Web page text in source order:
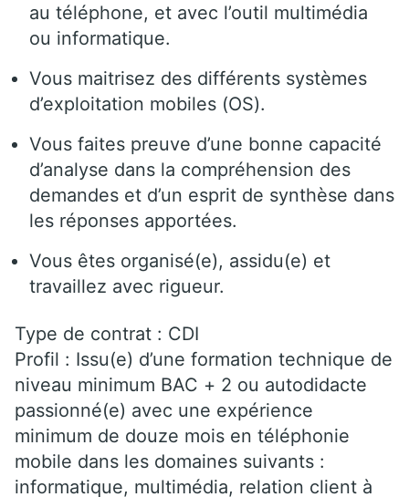
au téléphone, et avec l’outil multimédia
ou informatique.
Vous maitrisez des différents systèmes
d’exploitation mobiles (OS).
Vous faites preuve d’une bonne capacité
d’analyse dans la compréhension des
demandes et d’un esprit de synthèse dans
les réponses apportées.
Vous êtes organisé(e), assidu(e) et
travaillez avec rigueur.
Type de contrat : CDI
Profil : Issu(e) d’une formation technique de
niveau minimum BAC + 2 ou autodidacte
passionné(e) avec une expérience
minimum de douze mois en téléphonie
mobile dans les domaines suivants :
informatique, multimédia, relation client à